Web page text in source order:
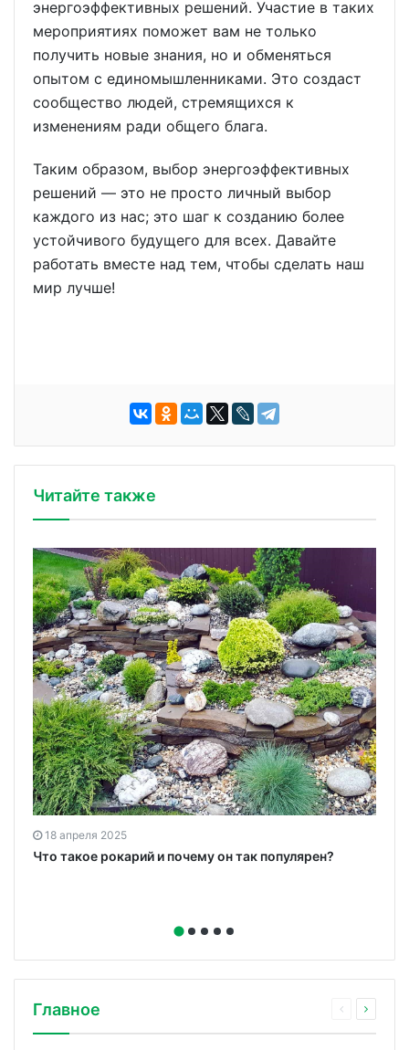
энергоэффективных решений. Участие в таких
мероприятиях поможет вам не только
получить новые знания, но и обменяться
опытом с единомышленниками. Это создаст
сообщество людей, стремящихся к
изменениям ради общего блага.
Таким образом, выбор энергоэффективных
решений — это не просто личный выбор
каждого из нас; это шаг к созданию более
устойчивого будущего для всех. Давайте
работать вместе над тем, чтобы сделать наш
мир лучше!
Читайте также
18 апреля 2025
Что такое рокарий и почему он так популярен?
Главное